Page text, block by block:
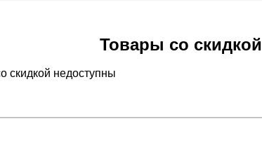
Товары со скидкой
скидкой недоступны